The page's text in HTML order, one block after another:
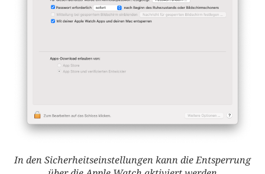
In den Sicherheitseinstellungen kann die Entsperrung